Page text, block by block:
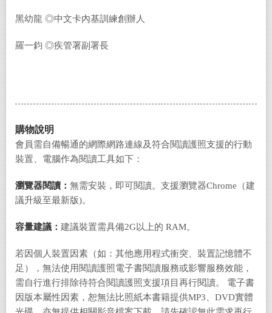
黑幼龍 ◎中文卡內基訓練創辦人
羅一鈞 ◎疾管署副署長
購物說明
會員需自備暢通的網際網路連線及符合閱讀護照支援的行動
裝置、電腦作為閱讀工具如下：
瀏覽器閱讀： 無需安裝，即可閱讀。支援瀏覽器Chrome（建
議升級至最新版)。
容量建議： 建議裝置需具備2G以上的 RAM。
若因個人裝置因素（如：其他應用程式衝突、裝置記憶體不
足），無法使用閱讀護照電子書閱讀服務或影響服務效能，
需自行進行排除待符合閱讀護照支援項目再行閱讀。 電子書
因版本屬性因素，恕無法比照紙本書籍提供MP3、DVD實體